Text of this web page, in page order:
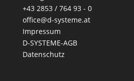
+43 2853 / 764 93 - 0
office@d-systeme.at
Impressum
D-SYSTEME-AGB
Datenschutz